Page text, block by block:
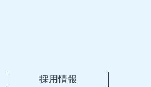
採用情報